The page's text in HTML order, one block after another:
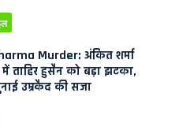
Murder: अंकित शर्मा
में ताहिर हुसैन को बड़ा झटका,
उम्रकैद की सजा